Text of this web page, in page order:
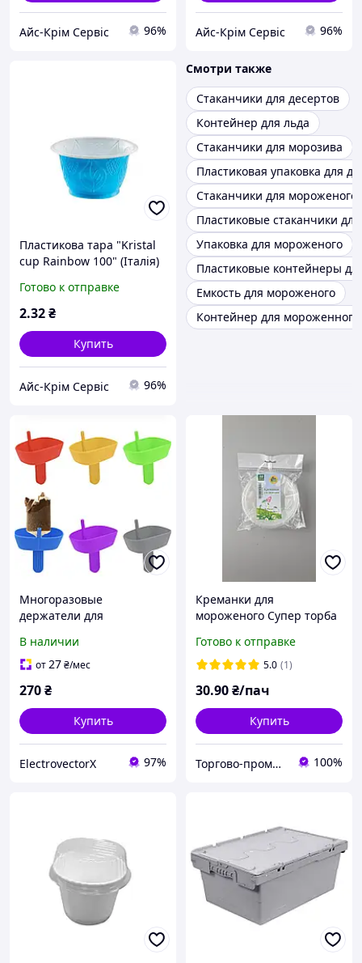
Айс-Крім Сервіс 96% Айс-Крім Сервіс 96%
Пластикова тара "Kristal
cup Rainbow 100" (Італія)
Готово к отправке
2.32₴
Купить
Айс-Крім Сервіс 96%
Смотри также
Стаканчики для десертов
Контейнер для льда
Стаканчики для морозива
Пластиковая упаковка для
Стаканчики для мороженого
Пластиковые стаканчики
Упаковка для мороженого
Пластиковые контейнеры
Емкость для мороженого
Контейнер для мороженного
Многоразовые
держатели для
В наличии
от27₴/мес
270₴
Купить
ElectrovectorX 97%
Креманки для
мороженого Супер торба
пластиковые (1 пачка)
Готово к отправке
5.0 (1)
30.90₴/пач
Купить
Торгово-промышленная компания: Зав Маг Пром 100%